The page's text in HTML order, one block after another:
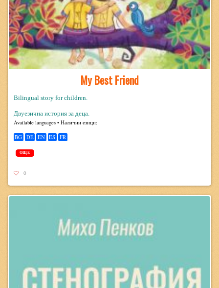
My Best Friend
Bilingual story for children.
Двуезична история за деца.
Avail­able lan­guages • Налични езици:
BG DE EN ES FR
ОЩЕ
0